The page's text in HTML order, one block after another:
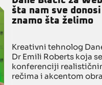
šta nam sve
znamo šta želimo
Kreativni tehnolog
Dr Emili Roberts koja
konferenciji
rečima i akcentom